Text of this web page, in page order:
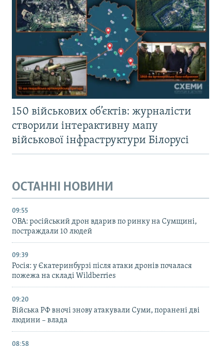
150 військових об’єктів: журналісти
створили інтерактивну мапу
військової інфраструктури Білорусі
ОСТАННІ НОВИНИ
09:55
ОВА: російський дрон вдарив по ринку на Сумщині,
постраждали 10 людей
09:39
Росія: у Єкатеринбурзі після атаки дронів почалася
пожежа на складі Wildberries
09:20
Війська РФ вночі знову атакували Суми, поранені дві
людини – влада
08:58